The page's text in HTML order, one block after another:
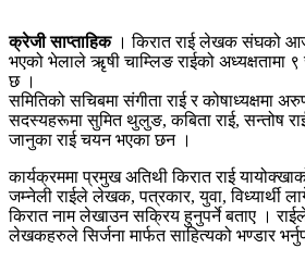
क्रेजी साप्ताहिक। किरात राई लेखक संघको आज
भएको भेलाले ऋृषी चाम्लिङ राईको अध्यक्षतामा
छ ।
समितिको सचिबमा संगीता राई र कोषाध्यक्षमा
सदस्यहरूमा सुमित थुलुङ, कबिता राई, सन्तोष
जानुका राई चयन भएका छन ।
कार्यक्रममा प्रमुख अतिथी किरात राई
जम्नेली राईले लेखक, पत्रकार, युवा, विध्यार्थी
किरात नाम लेखाउन सक्रिय हुनुपर्ने बताए ।
लेखकहरुले सिर्जना मार्फत साहित्यको भण्डार